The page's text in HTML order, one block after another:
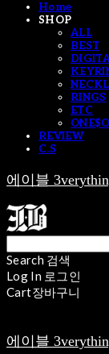
Home
SHOP
ALL
BEST
RINGS
ETC
REVIEW
C.S
에이블
Search 검색
Log In 로그인
Cart장바구니
에이블